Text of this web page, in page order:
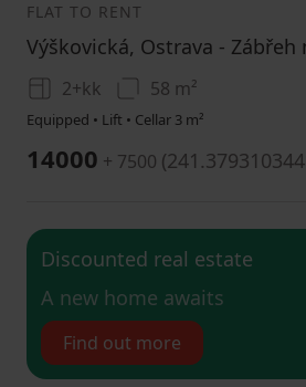
FLAT TO RENT
2+kk 58 m²
Equipped • Lift • Cellar 3 m²
14000 + 7500 (
Discounted real estate
​A new home awaits
Find out more